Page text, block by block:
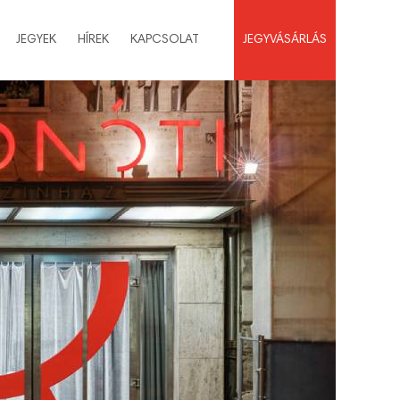
JEGYEK HÍREK KAPCSOLAT JEGYVÁSÁRLÁS